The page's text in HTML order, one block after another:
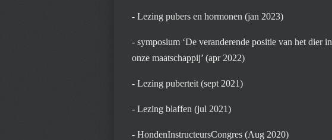
- Lezing pubers en hormonen (jan 2023)
- symposium ‘De veranderende positie van het dier in
onze maatschappij’ (apr 2022)
- Lezing puberteit (sept 2021)
- Lezing blaffen (jul 2021)
- HondenInstructeursCongres (Aug 2020)